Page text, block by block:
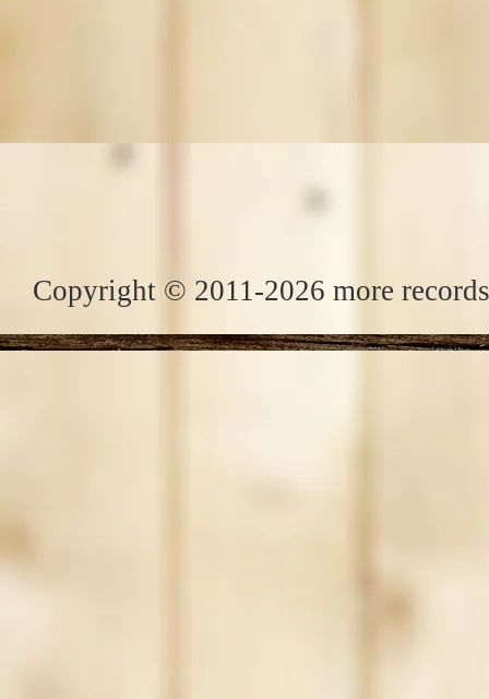
Copyright © 2011-2026 more